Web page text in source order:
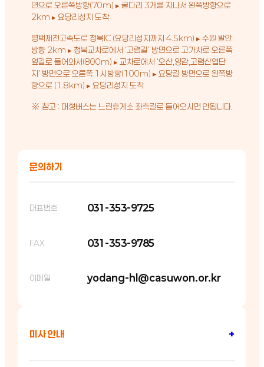
면으로 오른쪽방향(70m) ▸ 굴다리 3개를 지나서 왼쪽방향으로
2km ▸ 요당리성지 도착
평택제천고속도로 청북IC (요당리성지까지 4.5km) ▸ 수원 발안
방향 2km ▸ 청북교차로에서 ‘고렴길’ 방면으로 고가차로 오른쪽
옆길로 들어와서(800m) ▸ 교차로에서 ‘오산,양감,고렴산업단
지’ 방면으로 오른쪽 1시방향(100m) ▸ 요당길 방면으로 왼쪽방
향으로 (1.8km) ▸ 요당리성지 도착
※ 참고 : 대형버스는 느린휴게소 좌측길로 들어오시면 안됩니다.
문의하기
대표번호 031-353-9725
FAX 031-353-9785
이메일 yodang-hl@casuwon.or.kr
미사 안내 +